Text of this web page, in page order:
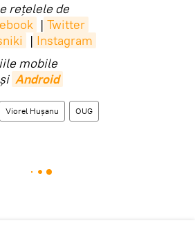
rețelele de
| Twitter
| Instagram
mobile
și Android
Viorel Huşanu OUG